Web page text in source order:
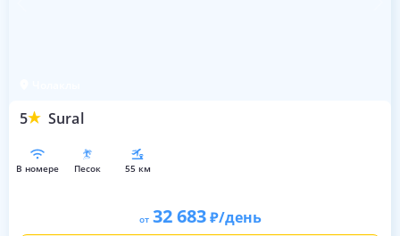
5 Sural
в номере песок 55 км
от 32 683 /день